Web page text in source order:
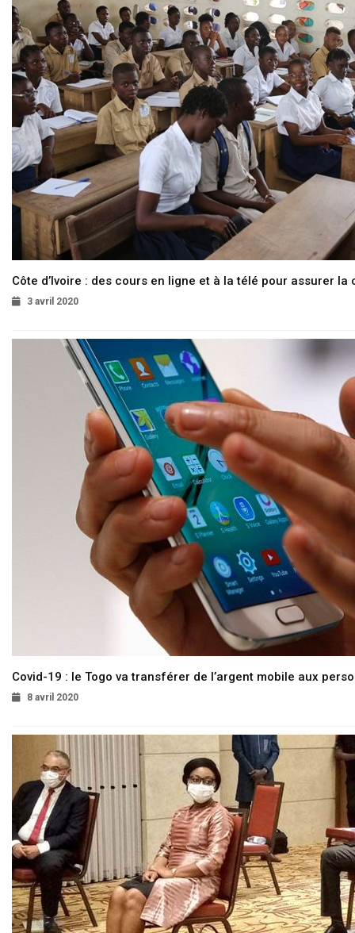
Côte d’Ivoire : des cours en ligne et à la télé pour assurer la
3 avril 2020
Covid-19 : le Togo va transférer de l’argent mobile aux
8 avril 2020